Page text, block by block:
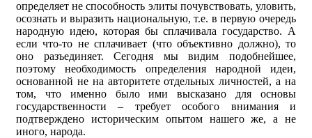
определяет не способность элиты почувствовать, уловить,
осознать и выразить национальную, т.е. в первую очередь
народную идею, которая бы сплачивала государство. А
если что-то не сплачивает (что объективно должно), то
оно разъединяет. Сегодня мы видим подобнейшее,
поэтому необходимость определения народной идеи,
основанной не на авторитете отдельных личностей, а на
том, что именно было ими высказано для основы
государственности – требует особого внимания и
подтверждено историческим опытом нашего же, а не
иного, народа.